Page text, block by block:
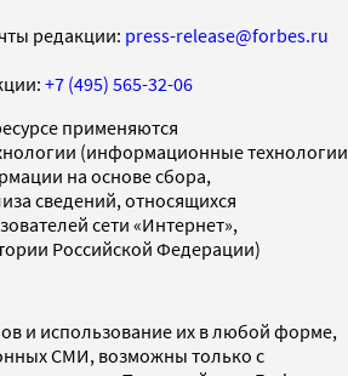
редакции: press-release@forbes.ru
+7 (495) 565-32-06
применяются
(информационные технологии
на основе сбора,
сведений, относящихся
сети «Интернет»,
Российской Федерации)
и использование их в любой форме,
СМИ, возможны только с